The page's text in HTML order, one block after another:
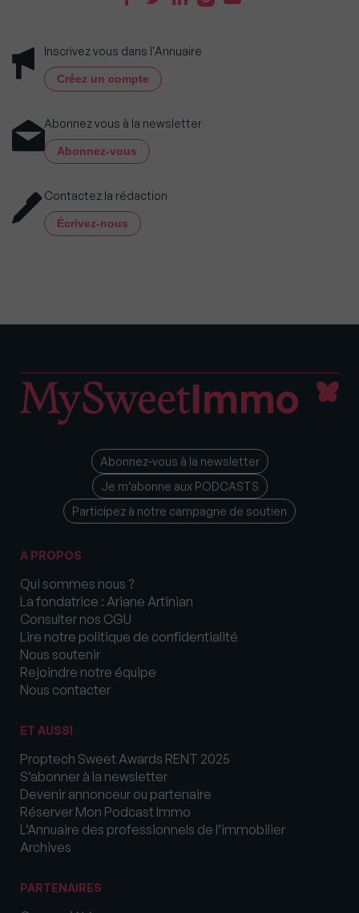
Inscrivez vous dans l'Annuaire
Créez un compte
Abonnez vous à la newsletter
Abonnez-vous
Contactez la rédaction
Écrivez-nous
Abonnez-vous à la newsletter
Je m’abonne aux PODCASTS
Participez à notre campagne de soutien
A PROPOS
Qui sommes nous ?
La fondatrice : Ariane Artinian
Consulter nos CGU
Lire notre politique de confidentialité
Nous soutenir
Rejoindre notre équipe
Nous contacter
ET AUSSI
Proptech Sweet Awards RENT 2025
S’abonner à la newsletter
Devenir annonceur ou partenaire
Réserver Mon Podcast Immo
L’Annuaire des professionnels de l’immobilier
Archives
PARTENAIRES